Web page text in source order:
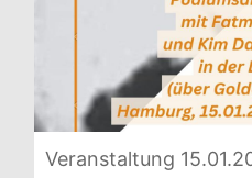
Ver­an­stal­tung